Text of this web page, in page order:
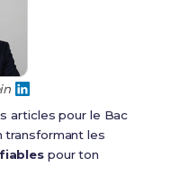
articles pour le Bac
transformant les
pour ton